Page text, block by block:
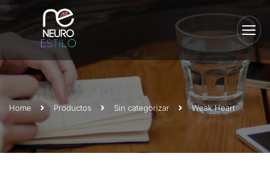
Home Productos Sin categorizar Weak Heart